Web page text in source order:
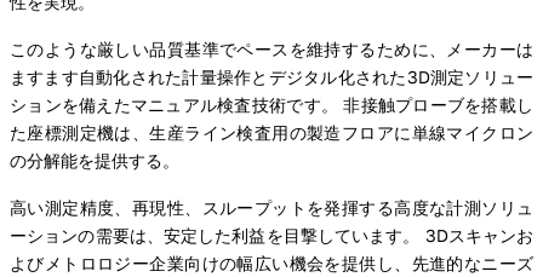
このような厳しい品質基準でペースを維持するために、メーカーは
ますます自動化された計量操作とデジタル化された3D測定ソリュー
ションを備えたマニュアル検査技術です。 非接触プローブを搭載し
た座標測定機は、生産ライン検査用の製造フロアに単線マイクロン
の分解能を提供する。
高い測定精度、再現性、スループットを発揮する高度な計測ソリュ
ーションの需要は、安定した利益を目撃しています。 3Dスキャンお
よびメトロロジー企業向けの幅広い機会を提供し、先進的なニーズ